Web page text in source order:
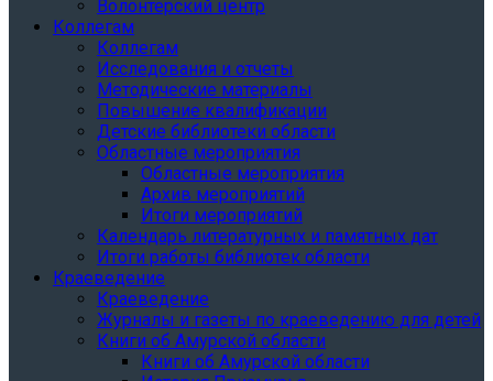
Волонтерский центр
Коллегам
Коллегам
Исследования и отчеты
Методические материалы
Повышение квалификации
Детские библиотеки области
Областные мероприятия
Областные мероприятия
Архив мероприятий
Итоги мероприятий
Календарь литературных и памятных дат
Итоги работы библиотек области
Краеведение
Краеведение
Журналы и газеты по краеведению для детей
Книги об Амурской области
Книги об Амурской области